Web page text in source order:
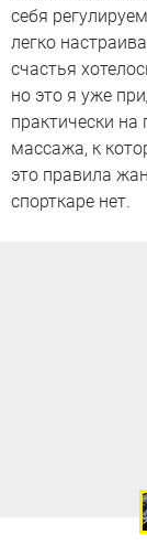
себя
легко
счастья
но это я уже
практически на
массажа, к
это правила
спорткаре нет.